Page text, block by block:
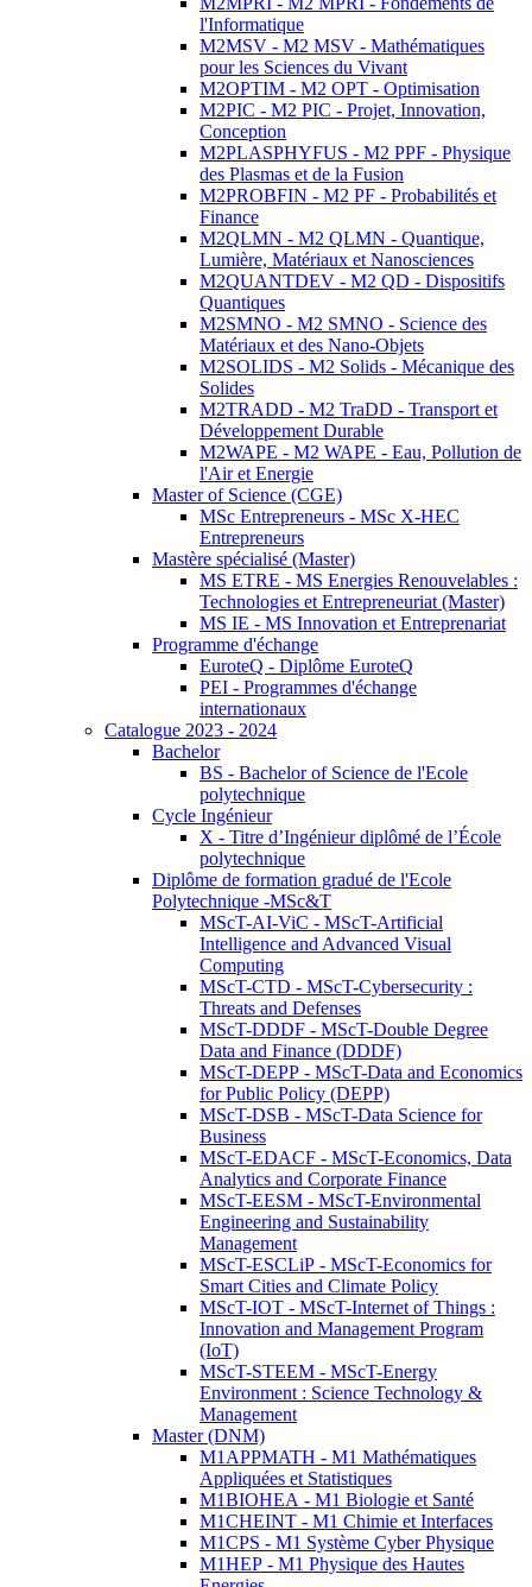
l'Informatique
M2MSV - M2 MSV - Mathématiques
pour les Sciences du Vivant
M2OPTIM - M2 OPT - Optimisation
M2PIC - M2 PIC - Projet, Innovation,
Conception
M2PLASPHYFUS - M2 PPF - Physique
des Plasmas et de la Fusion
M2PROBFIN - M2 PF - Probabilités et
Finance
M2QLMN - M2 QLMN - Quantique,
Lumière, Matériaux et Nanosciences
M2QUANTDEV - M2 QD - Dispositifs
Quantiques
M2SMNO - M2 SMNO - Science des
Matériaux et des Nano-Objets
M2SOLIDS - M2 Solids - Mécanique des
Solides
M2TRADD - M2 TraDD - Transport et
Développement Durable
M2WAPE - M2 WAPE - Eau, Pollution de
l'Air et Energie
Master of Science (CGE)
MSc Entrepreneurs - MSc X-HEC
Entrepreneurs
Mastère spécialisé (Master)
MS ETRE - MS Energies Renouvelables :
Technologies et Entrepreneuriat (Master)
MS IE - MS Innovation et Entreprenariat
Programme d'échange
EuroteQ - Diplôme EuroteQ
PEI - Programmes d'échange
internationaux
Catalogue 2023 - 2024
Bachelor
BS - Bachelor of Science de l'Ecole
polytechnique
Cycle Ingénieur
X - Titre d’Ingénieur diplômé de l’École
polytechnique
Diplôme de formation gradué de l'Ecole
Polytechnique -MSc&T
MScT-AI-ViC - MScT-Artificial
Intelligence and Advanced Visual
Computing
MScT-CTD - MScT-Cybersecurity :
Threats and Defenses
MScT-DDDF - MScT-Double Degree
Data and Finance (DDDF)
MScT-DEPP - MScT-Data and Economics
for Public Policy (DEPP)
MScT-DSB - MScT-Data Science for
Business
MScT-EDACF - MScT-Economics, Data
Analytics and Corporate Finance
MScT-EESM - MScT-Environmental
Engineering and Sustainability
Management
MScT-ESCLiP - MScT-Economics for
Smart Cities and Climate Policy
MScT-IOT - MScT-Internet of Things :
Innovation and Management Program
(IoT)
MScT-STEEM - MScT-Energy
Environment : Science Technology &
Management
Master (DNM)
M1APPMATH - M1 Mathématiques
Appliquées et Statistiques
M1BIOHEA - M1 Biologie et Santé
M1CHEINT - M1 Chimie et Interfaces
M1CPS - M1 Système Cyber Physique
M1HEP - M1 Physique des Hautes